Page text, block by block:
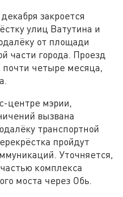
закроется
улиц Ватутина и
от площади
части города. Проезд
четыре месяца,
центре мэрии,
вызвана
транспортной
пройдут
Уточняется,
комплекса
моста через Обь.